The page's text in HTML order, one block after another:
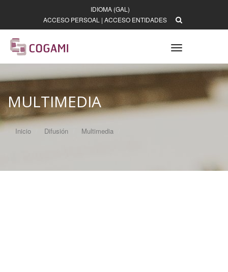
IDIOMA (GAL)
ACCESO PERSOAL | ACCESO ENTIDADES
Toggle
navigation
MULTIMEDIA
Inicio Difusión Multimedia